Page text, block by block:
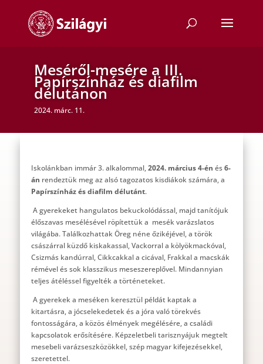
Meséről-mesére a III.
Papírszínház és diafilm
délutánon
2024. márc. 11.
Iskolánkban immár 3. alkalommal,2024. március 4-én és6-
án rendeztük meg az alsó tagozatos kisdiákok számára, a
Papírszínház és diafilm délutánt.
A gyerekeket hangulatos bekuckolódással, majd tanítójuk
élőszavas mesélésével röpítettük a mesék varázslatos
világába. Találkozhattak Öreg néne őzikéjével, a török
császárral küzdő kiskakassal, Vackorral a kölyökmackóval,
Csizmás kandúrral, Cikkcakkal a cicával, Frakkal a macskák
rémével és sok klasszikus meseszereplővel. Mindannyian
teljes átéléssel figyelték a történeteket.
A gyerekek a meséken keresztül példát kaptak a
kitartásra, a jócselekedetek és a jóra való törekvés
fontosságára, a közös élmények megélésére, a családi
kapcsolatok erősítésére. Képzeletbeli tarisznyájuk megtelt
mesebeli varázseszközökkel, szép magyar kifejezésekkel,
szeretettel.